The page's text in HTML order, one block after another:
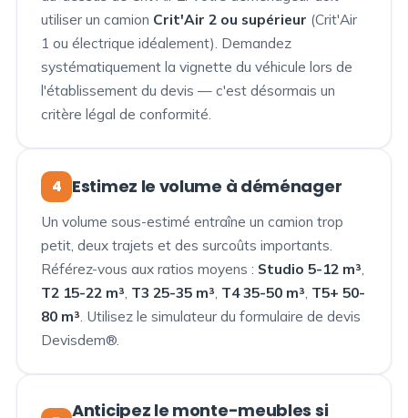
utiliser un camion Crit'Air 2 ou supérieur (Crit'Air
1 ou électrique idéalement). Demandez
systématiquement la vignette du véhicule lors de
l'établissement du devis — c'est désormais un
critère légal de conformité.
4 Estimez le volume à déménager
Un volume sous-estimé entraîne un camion trop
petit, deux trajets et des surcoûts importants.
Référez-vous aux ratios moyens : Studio 5-12 m³
T2 15-22 m³ T3 25-35 m³ T4 35-50 m³ T5+ 50-
80 m³ . Utilisez le simulateur du formulaire de devis
Devisdem®.
Anticipez le monte-meubles si